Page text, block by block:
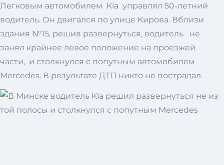
Легковым автомобилем Kia управлял 50-летний
водитель. Он двигался по улице Кирова. Вблизи
здания №15, решив развернуться, водитель не
занял крайнее левое положение на проезжей
части, и столкнулся с попутным автомобилем
Mercedes. В результате ДТП никто не пострадал.